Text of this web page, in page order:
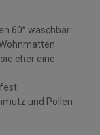
60° waschbar
eher eine
und Pollen